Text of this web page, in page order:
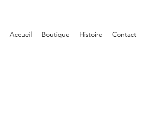
Accueil Boutique Histoire Contact